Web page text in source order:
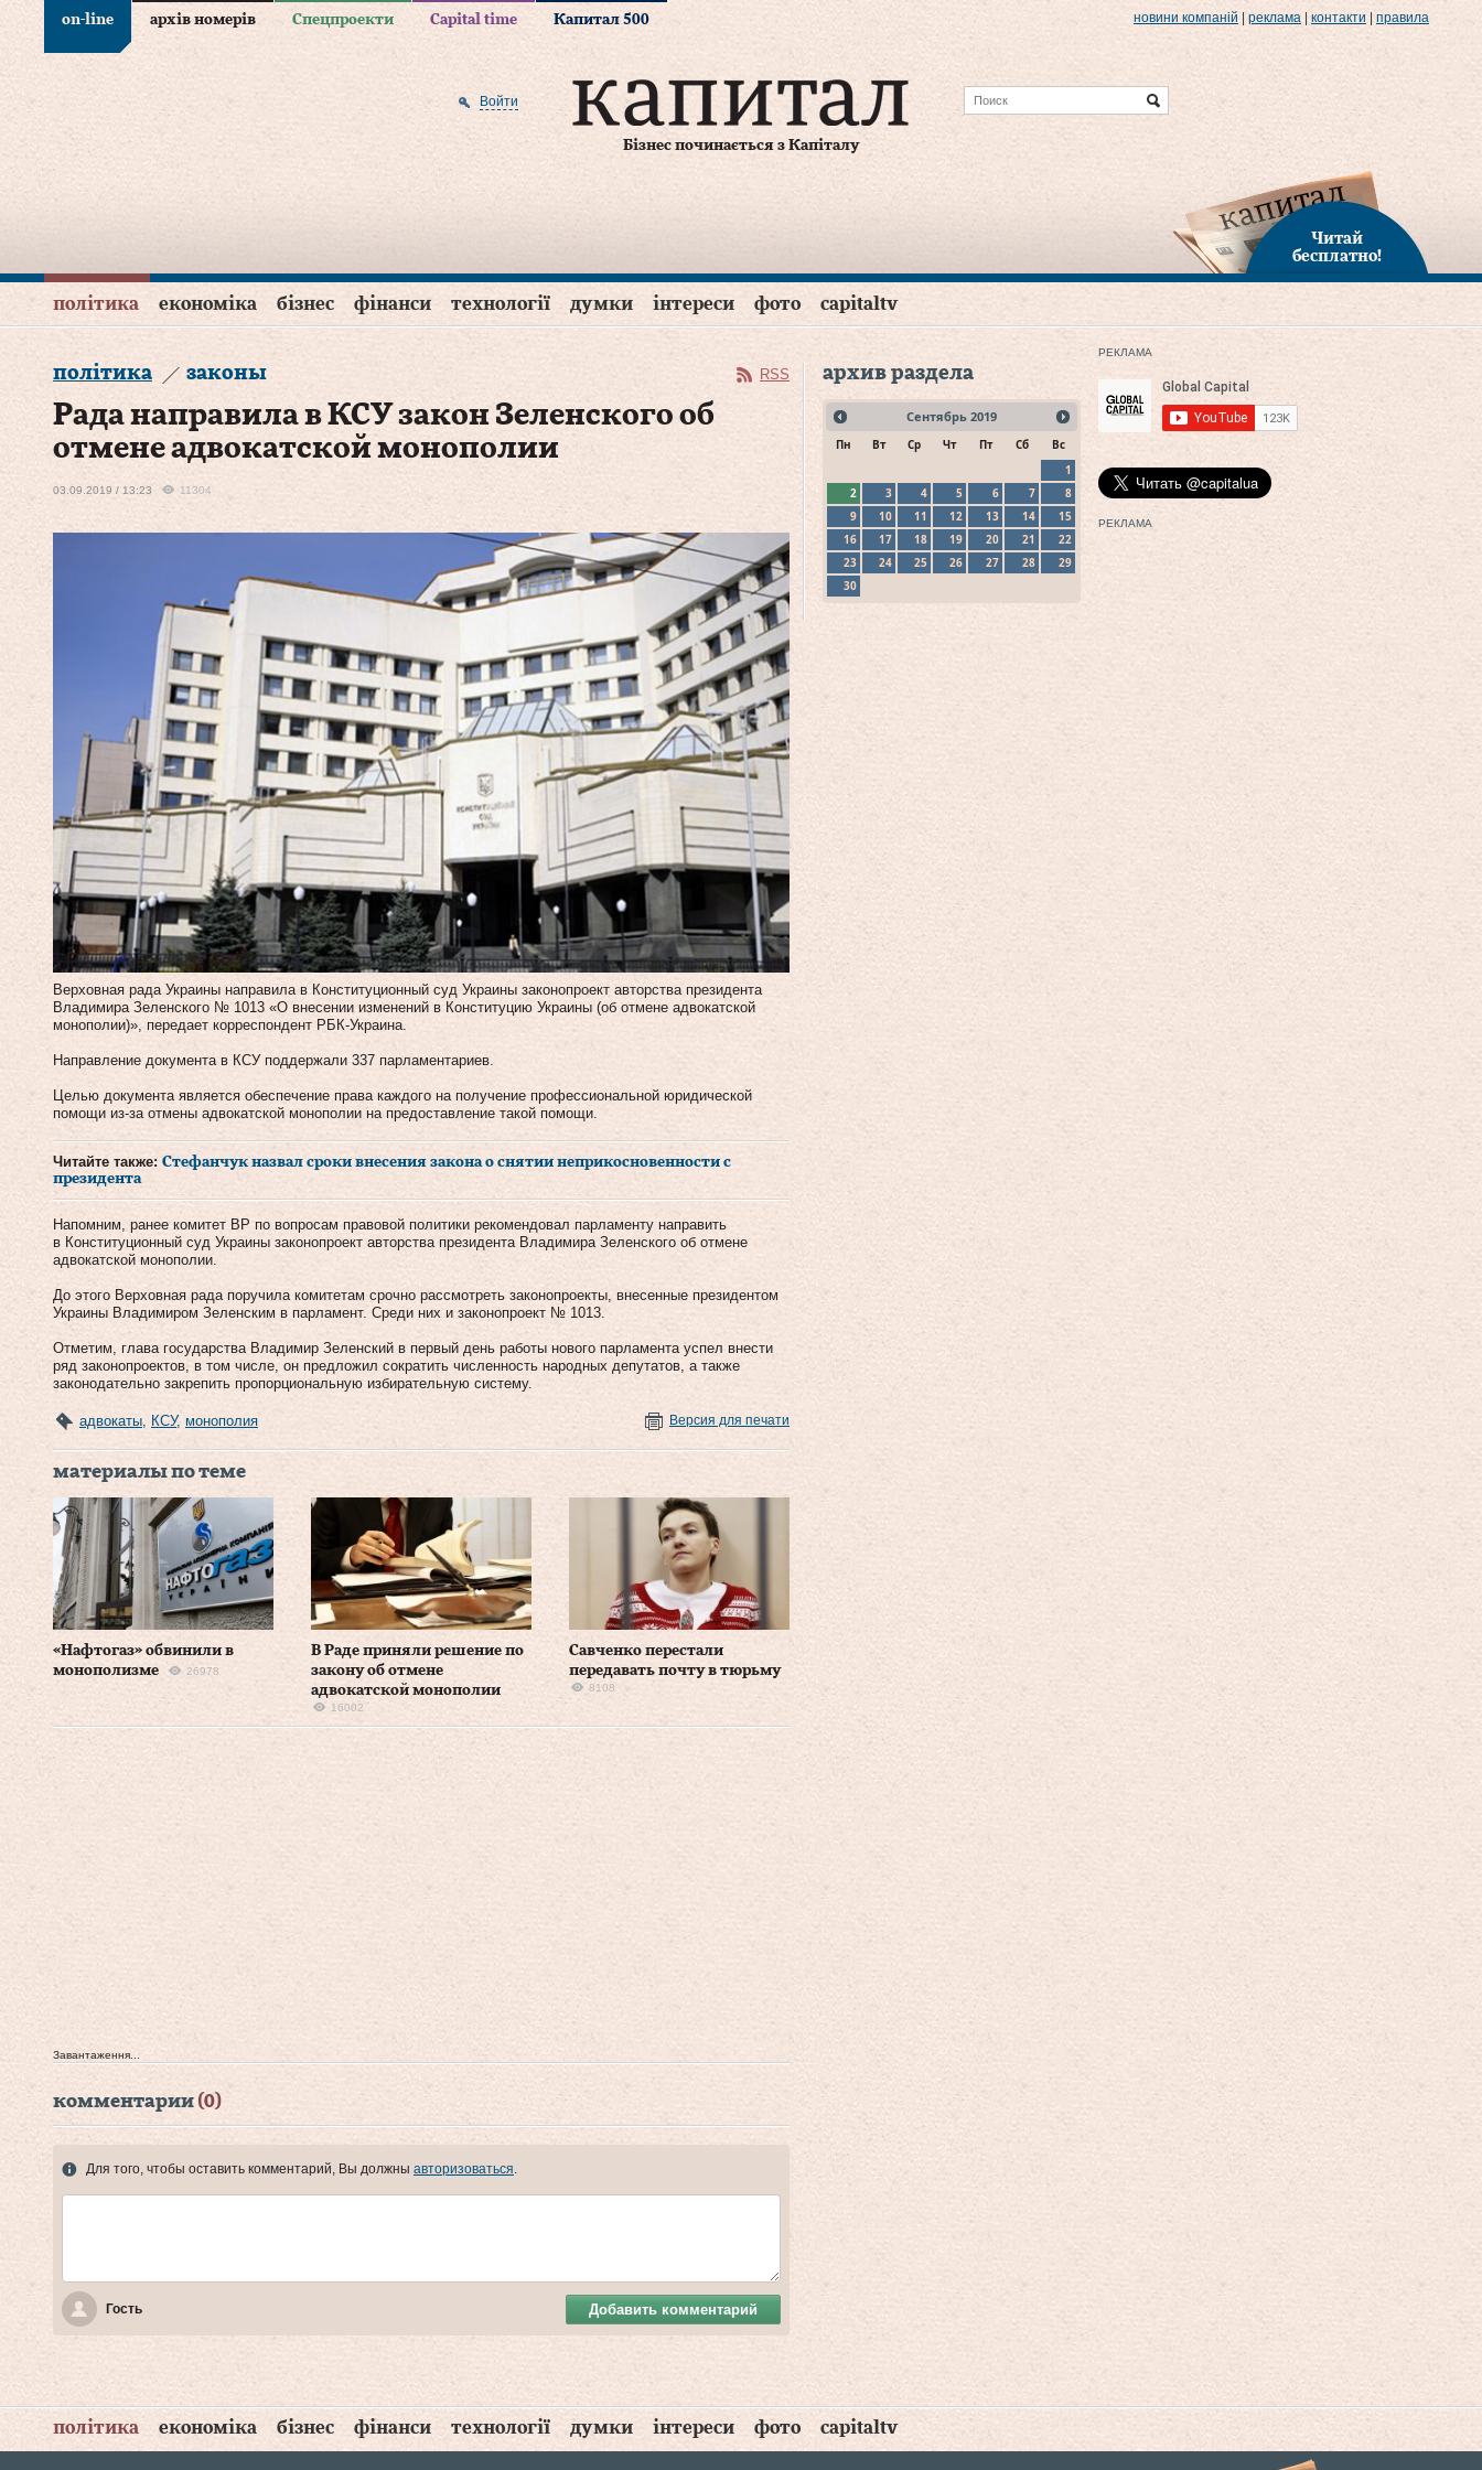
on-line архів номерів Спецпроекти Capital time Капитал 500 новини компаній реклама контакти правила
Бізнес починається з Капіталу
Войти
Читай
бесплатно!
політика економіка бізнес фінанси технології думки інтереси фото capitaltv
політика законы RSS
Рада направила в КСУ закон Зеленского об
отмене адвокатской монополии
03.09.2019 / 13:23 11304
Верховная рада Украины направила в Конституционный суд Украины законопроект авторства президента
Владимира Зеленского № 1013 «О внесении изменений в Конституцию Украины (об отмене адвокатской
монополии)», передает корреспондент РБК-Украина.
Направление документа в КСУ поддержали 337 парламентариев.
Целью документа является обеспечение права каждого на получение профессиональной юридической
помощи из-за отмены адвокатской монополии на предоставление такой помощи.
Читайте также: Стефанчук назвал сроки внесения закона о снятии неприкосновенности с
президента
Напомним, ранее комитет ВР по вопросам правовой политики рекомендовал парламенту направить
в Конституционный суд Украины законопроект авторства президента Владимира Зеленского об отмене
адвокатской монополии.
До этого Верховная рада поручила комитетам срочно рассмотреть законопроекты, внесенные президентом
Украины Владимиром Зеленским в парламент. Среди них и законопроект № 1013.
Отметим, глава государства Владимир Зеленский в первый день работы нового парламента успел внести
ряд законопроектов, в том числе, он предложил сократить численность народных депутатов, а также
законодательно закрепить пропорциональную избирательную систему.
адвокаты КСУ, монополия Версия для печати
материалы по теме
«Нафтогаз» обвинили в
монополизме
26978
В Раде приняли решение по
закону об отмене
адвокатской монополии
16002
Савченко перестали
передавать почту в тюрьму
8108
Завантаження...
комментарии (0)
Для того, чтобы оставить комментарий, Вы должны авторизоваться
Гость Добавить комментарий
архив раздела
Сентябрь 2019
Пн Вт Ср Чт Пт Сб
Вс
1
2
3 4 5 6 7
8
9
10 11 12 13 14
15
16
17 18 19 20 21
22
23
24 25 26 27 28
29
30
РЕКЛАМА
РЕКЛАМА
політика економіка бізнес фінанси технології думки інтереси фото capitaltv